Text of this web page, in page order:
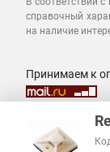
справочный
на наличие
Принимаем к